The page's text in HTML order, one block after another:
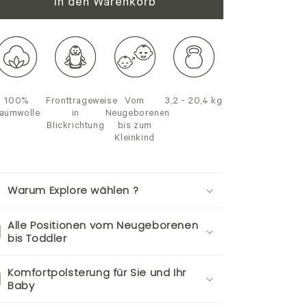
In den Warenkorb
100%
Fronttrageweise
in
Blickrichtung
Vom
Neugeborenen
bis zum
Kleinkind
3,2 - 20,4 kg
Warum Explore wählen ?
Alle Positionen vom Neugeborenen
bis Toddler
Komfortpolsterung für Sie und Ihr
Baby